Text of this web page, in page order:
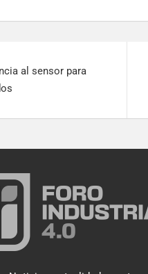
al sensor para